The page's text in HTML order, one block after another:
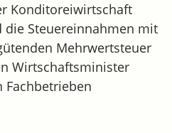
Konditoreiwirtschaft
Steuereinnahmen mit
Mehrwertsteuer
Wirtschaftsminister
Fachbetrieben